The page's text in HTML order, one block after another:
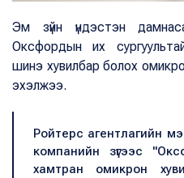
Эм зүйн үндэстэн
Оксфордын их
шинэ хувилбар болох
эхэлжээ.
Ройтерс агентлагийн
компанийн зүгээс
хамтран омикрон